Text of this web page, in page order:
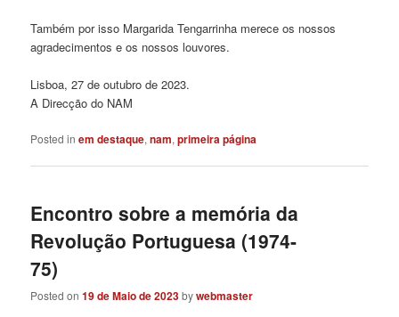
Também por isso Margarida Tengarrinha merece os nossos
agradecimentos e os nossos louvores.
Lisboa, 27 de outubro de 2023.
A Direcção do NAM
Posted in em destaque,nam,primeira página
Encontro sobre a memória da
Revolução Portuguesa (1974-
75)
Posted on19 de Maio de 2023bywebmaster